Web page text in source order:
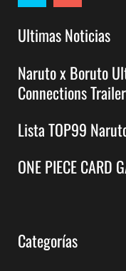
Ultimas Noticias
Naruto x Boruto
Connections Trailer
Lista TOP99
ONE PIECE CARD
Categorías